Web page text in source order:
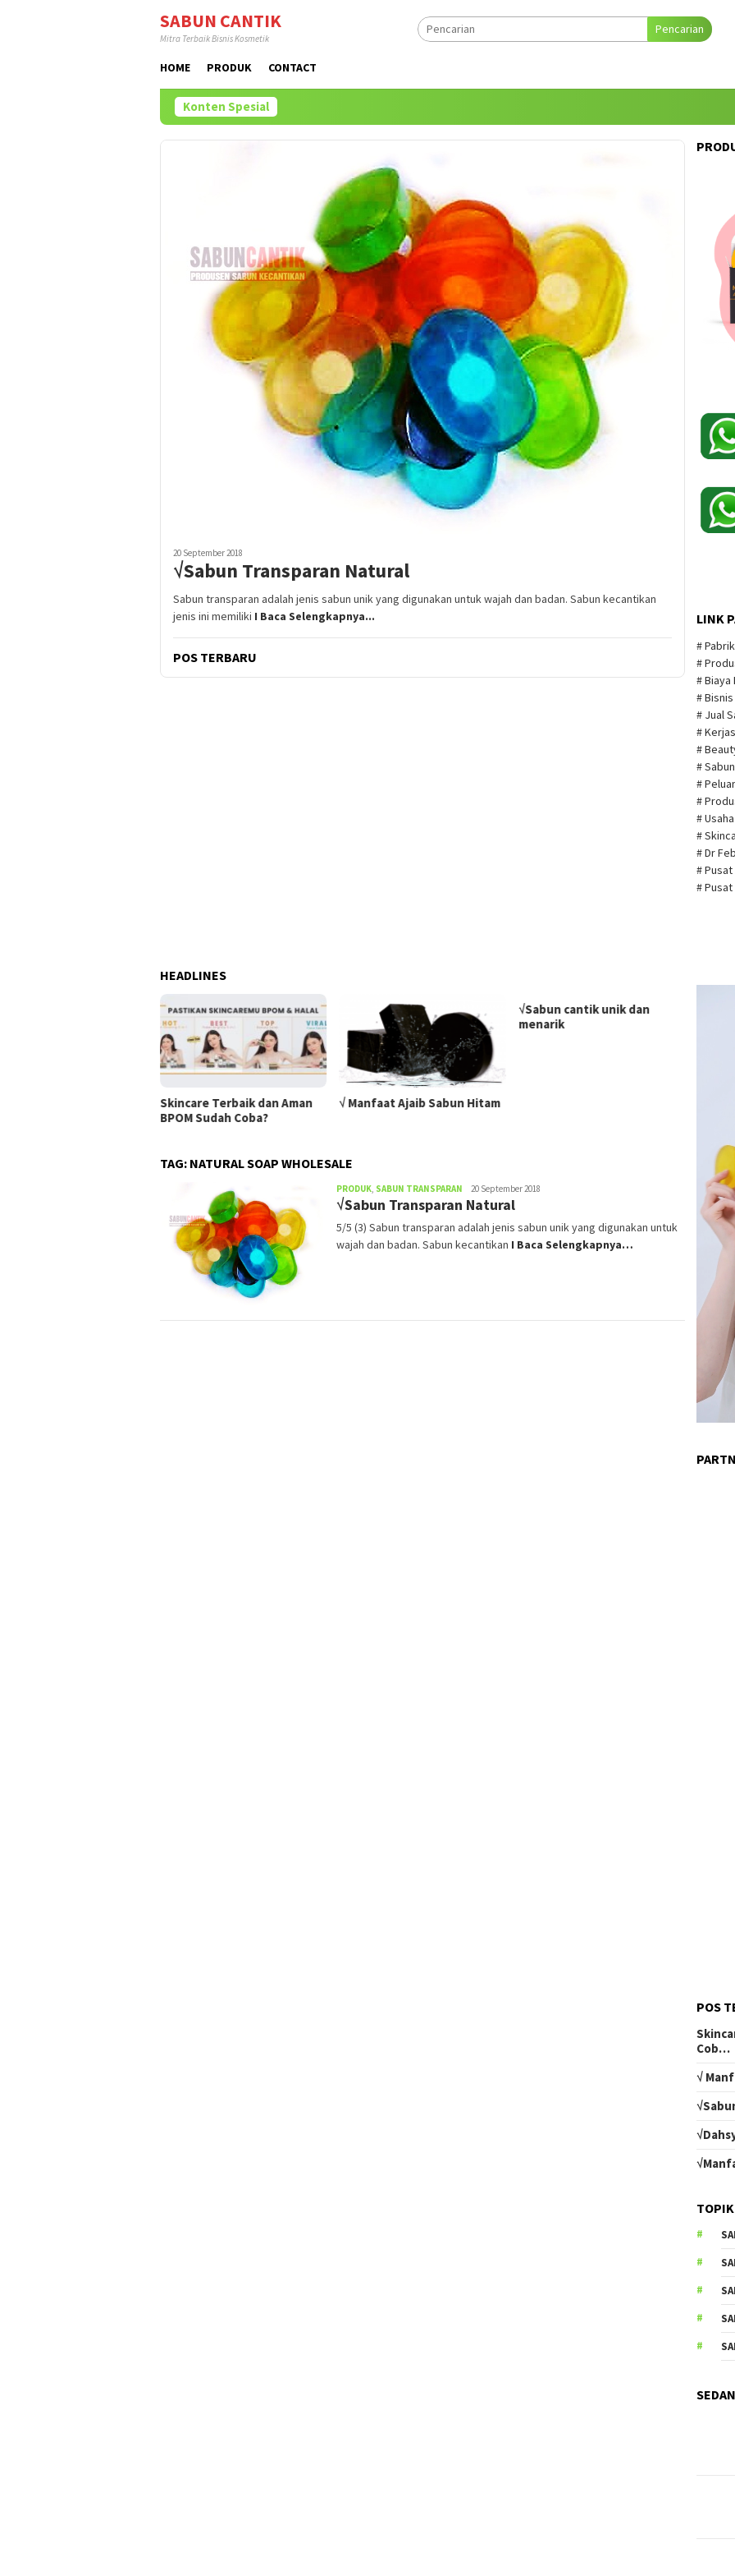
SABUN CANTIK
Mitra Terbaik Bisnis Kosmetik
Pencarian
HOME PRODUK CONTACT
Konten Spesial
20 September 2018
√Sabun Transparan Natural
Sabun transparan adalah jenis sabun unik yang digunakan untuk wajah dan badan. Sabun kecantikan
jenis ini memiliki I Baca Selengkapnya...
POS TERBARU
HEADLINES
Skincare Terbaik dan Aman
BPOM Sudah Coba?
√ Manfaat Ajaib Sabun Hitam
√Sabun cantik unik dan
menarik
TAG: NATURAL SOAP WHOLESALE
PRODUK, SABUN TRANSPARAN admin
20 September 2018
√Sabun Transparan Natural
5/5 (3) Sabun transparan adalah jenis sabun unik yang digunakan untuk
wajah dan badan. Sabun kecantikan I Baca Selengkapnya…
LINK
#
#
# Biaya
#
# Jual
#
#
#
#
#
#
#
# Dr
#
#
POS
Cob…
√